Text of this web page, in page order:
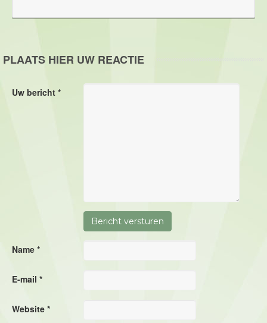
PLAATS HIER UW REACTIE
Uw bericht *
Name *
E-mail *
Website *